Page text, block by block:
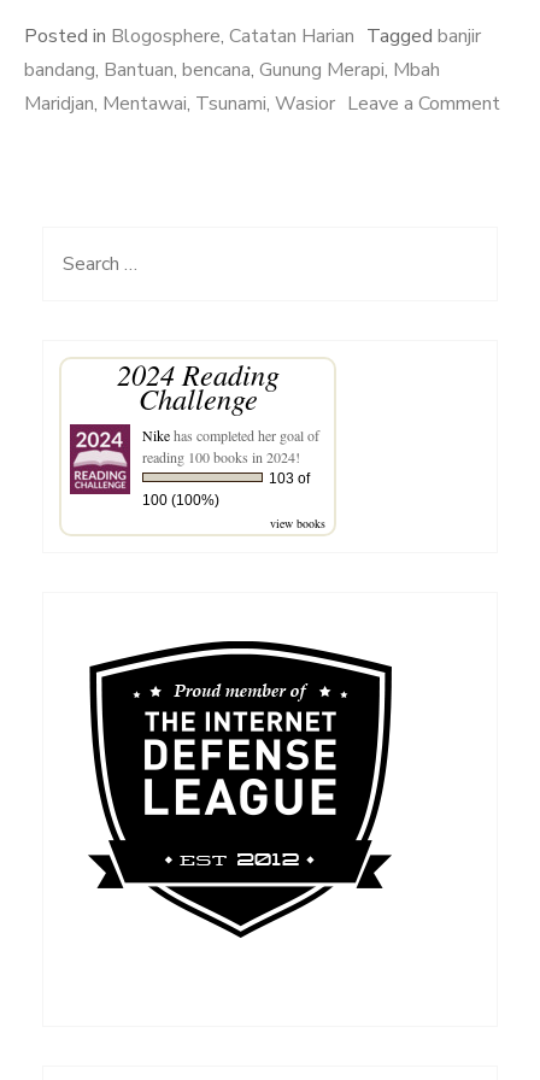
Posted in Blogosphere, Catatan Harian Tagged banjir
bandang, Bantuan, bencana, Gunung Merapi, Mbah
Maridjan, Mentawai, Tsunami, Wasior Leave a Commenton
Search
2024 Reading
Challenge
Nikehas completed her goal of
reading 100 books in 2024!
103 of
100 (100%)
view books